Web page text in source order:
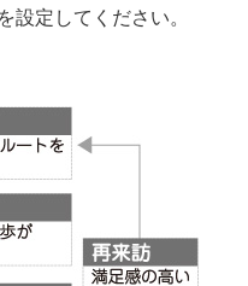
設定してください。